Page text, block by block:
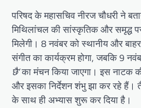
परिषद के महासचिव नीरज चौधरी ने
मिथिलांचल की सांस्कृतिक और समृद्ध
मिलेगी। 8 नवंबर को स्थानीय और
संगीत का कार्यक्रम होगा, जबकि 9
छै’का मंचन किया जाएगा। इस नाटक
और इसका निर्देशन शंभु झा कर रहे हैं।
के साथ ही अभ्यास शुरू कर दिया है।